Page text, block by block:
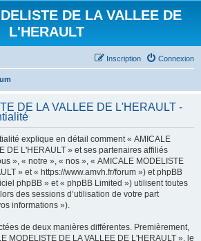
DE LA VALLEE DE
L'HERAULT
Connexion
Inscription
DE LA VALLEE DE L'HERAULT -
explique en détail comment « AMICALE
DE L'HERAULT » et ses partenaires affiliés
», « notre », « nos », « AMICALE MODELISTE
» et « https://www.amvh.fr/forum ») et phpBB
phpBB » et « phpBB Limited ») utilisent toutes
des sessions d’utilisation de votre part
informations »).
de deux manières différentes. Premièrement,
MODELISTE DE LA VALLEE DE L'HERAULT », le